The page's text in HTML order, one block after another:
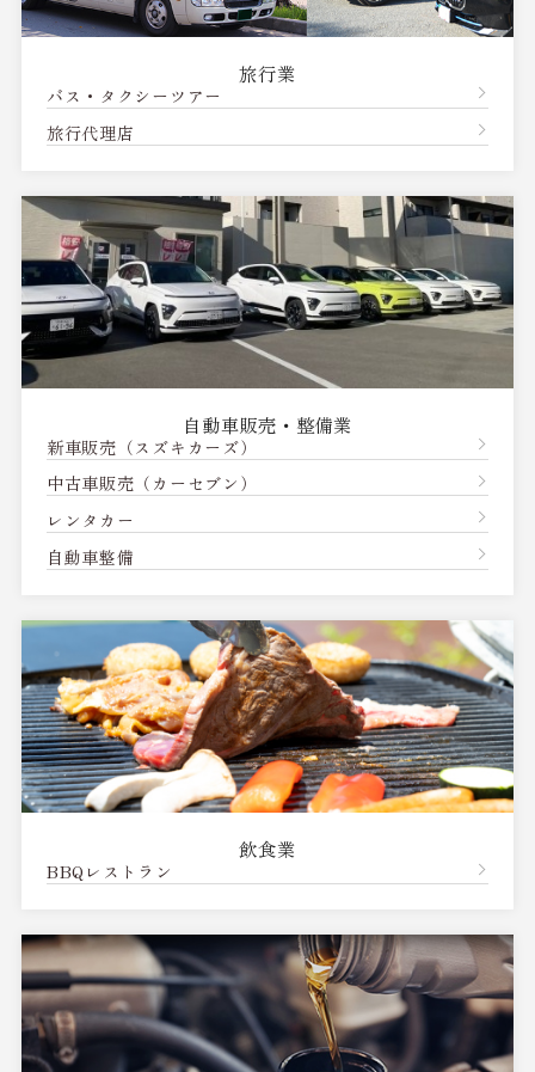
旅行業
バス・タクシーツアー
旅行代理店
自動車販売・整備業
新車販売（スズキカーズ）
中古車販売（カーセブン）
レンタカー
自動車整備
飲食業
BBQレストラン